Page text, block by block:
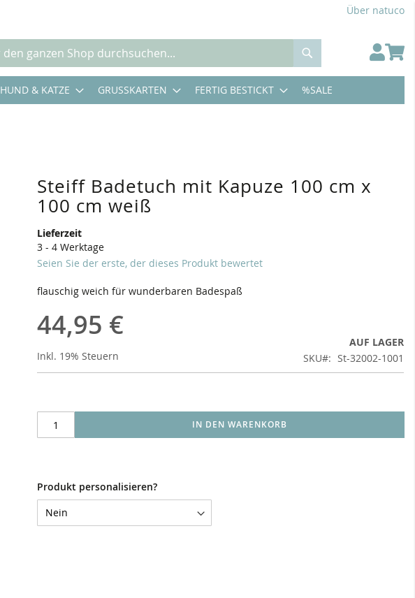
Über natuco
HUND & KATZE GRUSSKARTEN FERTIG BESTICKT %SALE
Steiff Badetuch mit Kapuze 100 cm x
100 cm weiß
Lieferzeit
3 - 4 Werktage
Seien Sie der erste, der dieses Produkt bewertet
flauschig weich für wunderbaren Badespaß
44,95 €
Inkl. 19% Steuern
AUF LAGER
SKU
St-32002-1001
IN DEN WARENKORB
Produkt personalisieren?